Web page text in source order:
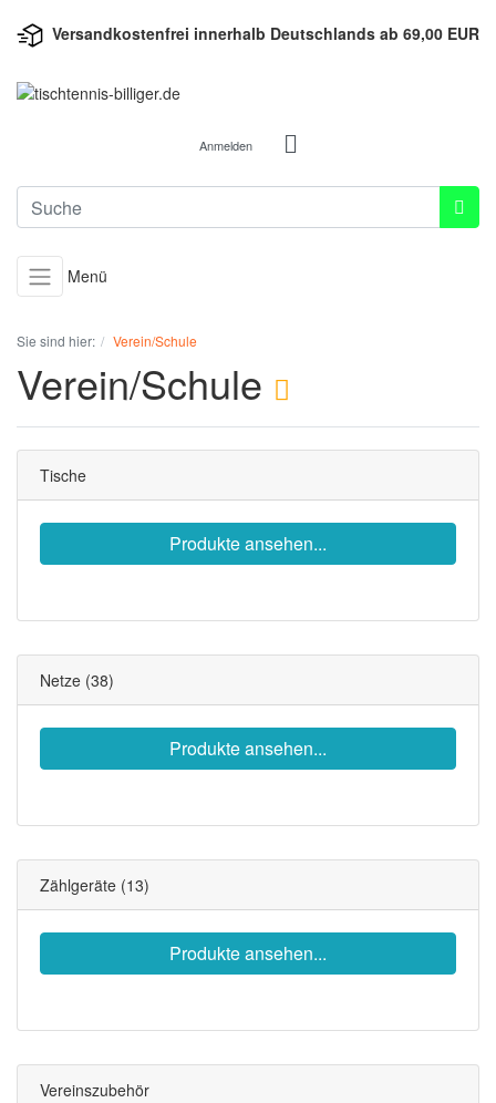
Versandkostenfrei innerhalb Deutschlands ab 69,00 EUR
Anmelden
Menü
Sie sind hier: Verein/Schule
Verein/Schule
Tische
Produkte ansehen...
Netze (38)
Produkte ansehen...
Zählgeräte (13)
Produkte ansehen...
Vereinszubehör